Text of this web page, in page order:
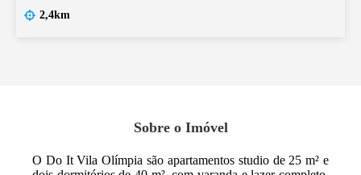
2,4km
Sobre o Imóvel
O Do It Vila Olímpia são apartamentos studio de 25 m² e